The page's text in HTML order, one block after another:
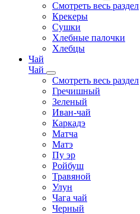
Смотреть весь раздел
Крекеры
Сушки
Хлебные палочки
Хлебцы
Чай
Чай
Смотреть весь раздел
Гречишный
Зеленый
Иван-чай
Каркадэ
Матча
Матэ
Пу эр
Ройбуш
Травяной
Улун
Чага чай
Черный